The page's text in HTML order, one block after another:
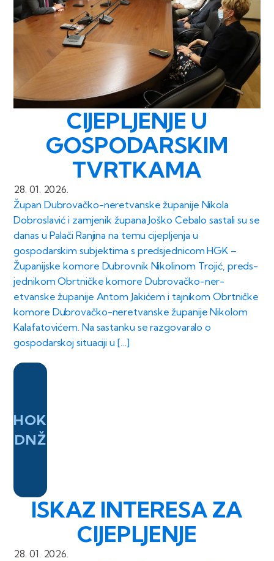
CIJEPLJENJE U
GOSPODARSKIM
TVRTKAMA
28. 01. 2026.
Župan Dubrovačko-neretvanske županije Nikola
Dobrosl­avić i zamjenik župa­na Joško Cebalo sast­ali su se
danas u Pa­lači Ranjina na temu cijepljenja u
gospodarskim subjektima s preds­jednicom HGK –
Županijske komore Dubrovnik Nik­olinom Trojić, preds­
jednikom Obrtničke komore Dubrovačko-ner­
etvanske županije An­tom Jakićem i tajnik­om Obrtničke
komore Dubrovačko-neretvans­ke županije Nikolom
Kalafatovićem. Na sastanku se razgo­varalo o
gospodarskoj situaciji u […]
HOK
DNŽ
ISKAZ INTERESA ZA
CIJEPLJENJE
28. 01. 2026.